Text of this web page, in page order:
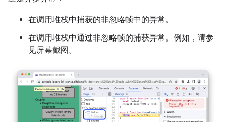
在调用堆栈中捕获的非忽略帧中的异常。
在调用堆栈中通过非忽略帧的捕获异常。例如，请参
见屏幕截图。